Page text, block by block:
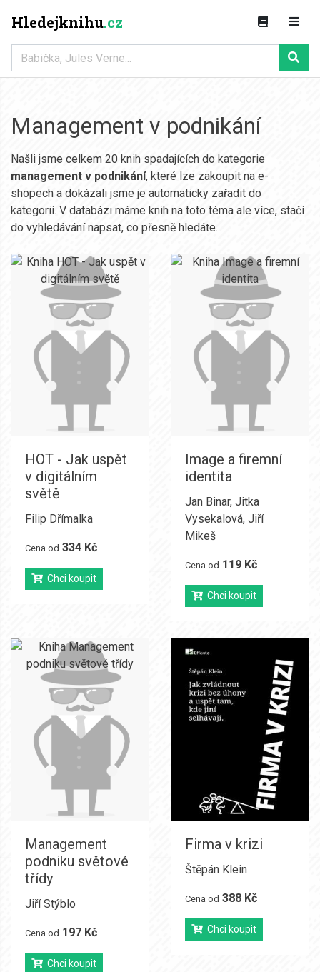
Hledejknihu.cz
Management v podnikání
Našli jsme celkem 20 knih spadajících do kategorie
management v podnikání, které lze zakoupit na e-
shopech a dokázali jsme je automaticky zařadit do
kategorií. V databázi máme knih na toto téma ale více, stačí
do vyhledávání napsat, co přesně hledáte...
HOT - Jak uspět
v digitálním
světě
Filip Dřímalka
Cena od 334 Kč
Chci koupit
Image a firemní
identita
Jan Binar, Jitka
Vysekalová, Jiří
Mikeš
Cena od 119 Kč
Chci koupit
Management
podniku světové
třídy
Jiří Stýblo
Cena od 197 Kč
Chci koupit
Firma v krizi
Štěpán Klein
Cena od 388 Kč
Chci koupit